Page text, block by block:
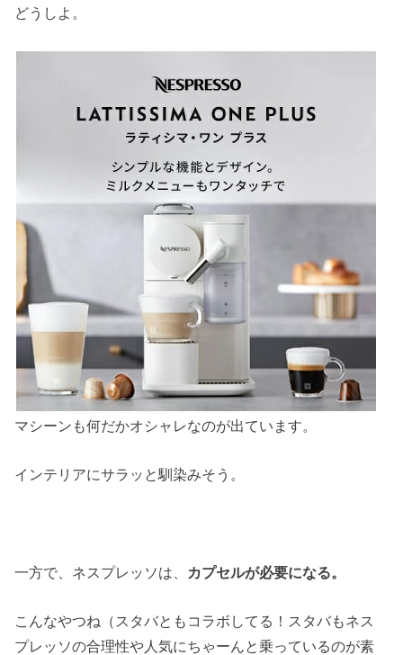
どうしよ。
マシーンも何だかオシャレなのが出ています。
インテリアにサラッと馴染みそう。
一方で、ネスプレッソは、 カプセルが必要になる。
こんなやつね（スタバともコラボしてる！スタバもネス
プレッソの合理性や人気にちゃーんと乗っているのが素